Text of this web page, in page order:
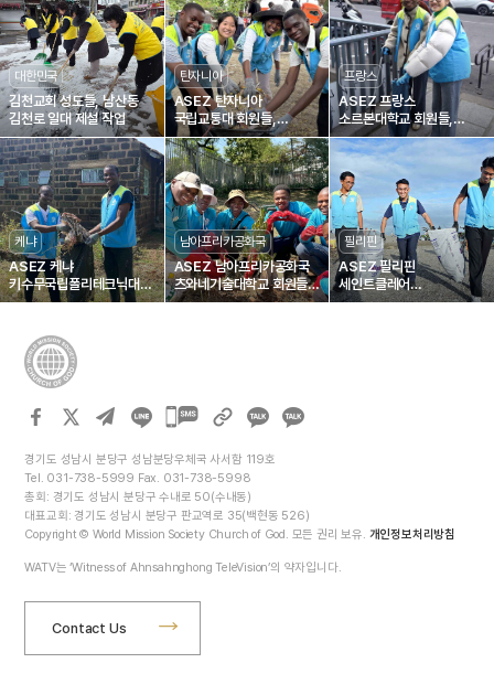
대한민국
김천교회 성도들, 남산동
김천로 일대 제설 작업
탄자니아
ASEZ 탄자니아
국립교통대 회원들,
거리정화로 깨끗한
지역환경 조성에 일조
프랑스
ASEZ 프랑스
소르본대학교 회원들,
생미셸 대로 정화
케냐
ASEZ 케냐
키수무국립폴리테크닉대
회원들, 부시아 도로변 정화
남아프리카공화국
ASEZ 남아프리카공화국
츠와네기술대학교 회원들,
나무 심기
필리핀
ASEZ 필리핀
세인트클레어
칼로오칸대학교 회원들,
카카오톡카카오톡
경기도 성남시 분당구 성남분당우체국 사서함 119호
Tel. 031-738-5999 Fax. 031-738-5998
총회: 경기도 성남시 분당구 수내로 50(수내동)
대표교회: 경기도 성남시 분당구 판교역로 35(백현동 526)
Copyright © World Mission Society Church of God. 모든 권리 보유. 개인정보처리방침
WATV는 ‘Witness of Ahnsahnghong TeleVision’의 약자입니다.
Contact Us